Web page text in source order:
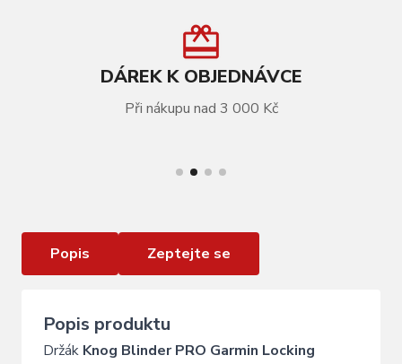
DÁREK K OBJEDNÁVCE
Při nákupu nad 3 000 Kč
Popis Zeptejte se
Popis produktu
Držák Knog Blinder PRO Garmin Locking